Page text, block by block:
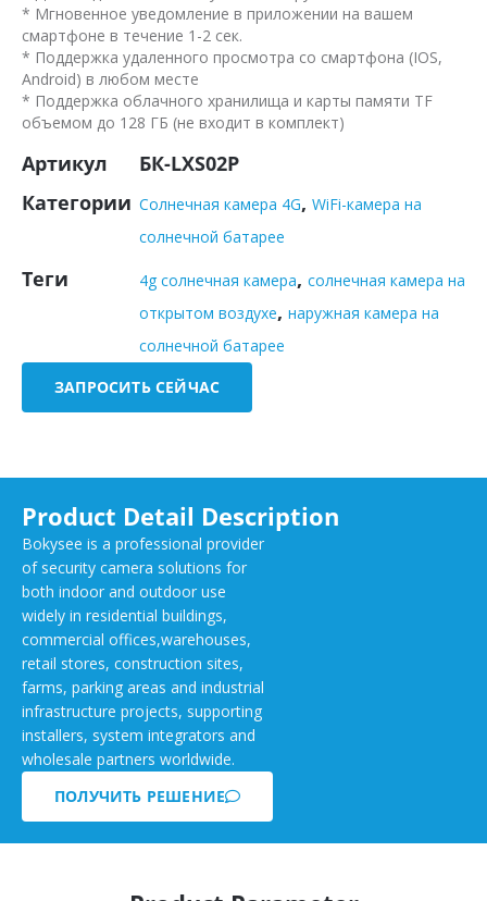
* Мгновенное уведомление в приложении на вашем
смартфоне в течение 1-2 сек.
* Поддержка удаленного просмотра со смартфона (IOS,
Android) в любом месте
* Поддержка облачного хранилища и карты памяти TF
объемом до 128 ГБ (не входит в комплект)
Артикул
БК-LXS02P
Категории Солнечная камера 4G, WiFi-камера на
солнечной батарее
Теги 4g солнечная камера, солнечная камера на
открытом воздухе, наружная камера на
солнечной батарее
ЗАПРОСИТЬ СЕЙЧАС
Product Detail Description
Bokysee is a professional provider
of security camera solutions for
both indoor and outdoor use
widely in residential buildings,
commercial offices,warehouses,
retail stores, construction sites,
farms, parking areas and industrial
infrastructure projects, supporting
installers, system integrators and
wholesale partners worldwide.
ПОЛУЧИТЬ РЕШЕНИЕ